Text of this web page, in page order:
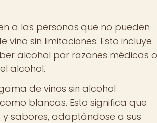
a las personas que no pueden
sin limitaciones. Esto incluye
alcohol por razones médicas o
alcohol.
de vinos sin alcohol
blancas. Esto significa que
y sabores, adaptándose a sus